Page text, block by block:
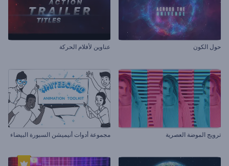
حول الكون عناوين لأفلام الحركة
ترويج الموضة العصرية مجموعة أدوات أنيميشن السبورة البيضاء